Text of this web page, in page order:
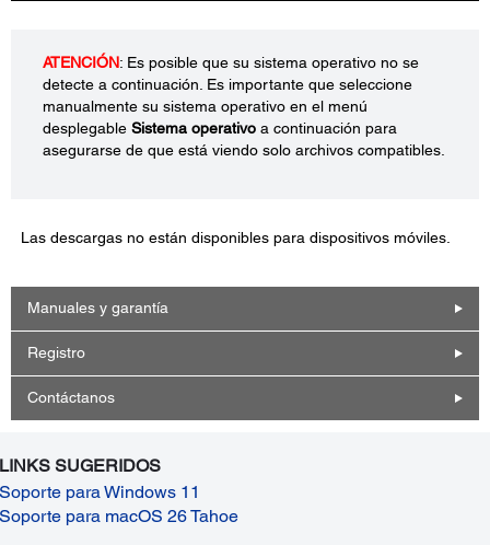
ATENCIÓN: Es posible que su sistema operativo no se
detecte a continuación. Es importante que seleccione
manualmente su sistema operativo en el menú
desplegable Sistema operativo a continuación para
asegurarse de que está viendo solo archivos compatibles.
Las descargas no están disponibles para dispositivos móviles.
Manuales y garantía
Registro
Contáctanos
LINKS SUGERIDOS
Soporte para Windows 11
Soporte para macOS 26 Tahoe